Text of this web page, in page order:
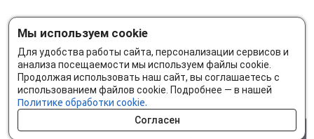
Мы используем cookie
Для удобства работы сайта, персонализации сервисов и
анализа посещаемости мы используем файлы cookie.
Продолжая использовать наш сайт, вы соглашаетесь с
использованием файлов cookie. Подробнее — в нашей
Политике обработки cookie.
Согласен